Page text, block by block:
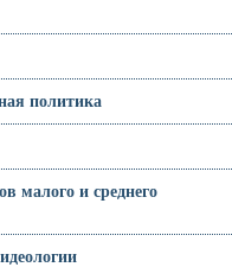
политика
малого и среднего